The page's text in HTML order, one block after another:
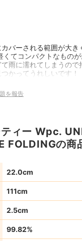
バーされる範囲が大き
くてコンパクトなもの
雨に濡れてしまうので
かってうれしいです！
を報告
ィー Wpc.
FOLDINGの商
22.0cm
111cm
2.5cm
99.82%